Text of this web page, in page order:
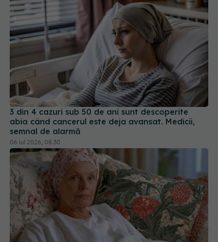
3 din 4 cazuri sub 50 de ani sunt descoperite
abia când cancerul este deja avansat. Medicii,
semnal de alarmă
06 iul 2026, 08:30